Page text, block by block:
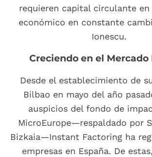
requieren capital circulante
económico en constante
Ionescu.
Creciendo en el Mercado
Desde el establecimiento de
Bilbao en mayo del año
auspicios del fondo de
MicroEurope—respaldado por
Bizkaia—Instant Factoring ha
empresas en España. De